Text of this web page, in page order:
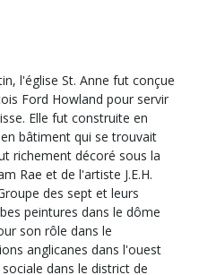
l'église St. Anne fut conçue
Ford Howland pour servir
Elle fut construite en
bâtiment qui se trouvait
richement décoré sous la
Rae et de l'artiste J.E.H.
des sept et leurs
peintures dans le dôme
son rôle dans le
anglicanes dans l'ouest
dans le district de